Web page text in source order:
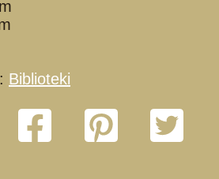
: Biblioteki